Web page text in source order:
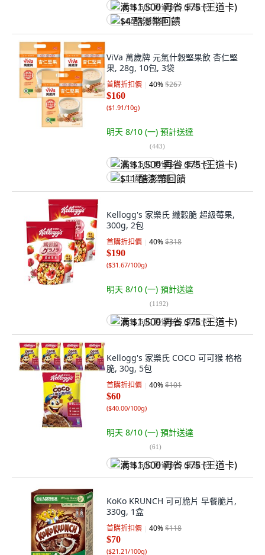
满 $1,500 再省 $75 (王道卡)
$4 酷澎幣回饋
ViVa 萬歲牌 元氣什穀堅果飲 杏仁堅
果, 28g, 10包, 3袋
首購折扣價 40%$267
$160
($1.91/10g)
明天 8/10 (一) 預計送達
(443)
满 $1,500 再省 $75 (王道卡)
$11 酷澎幣回饋
Kellogg's 家樂氏 纖穀脆 超級莓果,
300g, 2包
首購折扣價 40%$318
$190
($31.67/100g)
明天 8/10 (一) 預計送達
(1192)
满 $1,500 再省 $75 (王道卡)
Kellogg's 家樂氏 COCO 可可猴 格格
脆, 30g, 5包
首購折扣價 40%$101
$60
($40.00/100g)
明天 8/10 (一) 預計送達
(61)
满 $1,500 再省 $75 (王道卡)
KoKo KRUNCH 可可脆片 早餐脆片,
330g, 1盒
首購折扣價 40%$118
$70
($21.21/100g)